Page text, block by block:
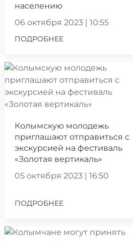
населению
06 октября 2023 | 10:55
ПОДРОБНЕЕ
Колымскую молодежь
приглашают отправиться с
экскурсией на фестиваль
«Золотая вертикаль»
05 октября 2023 | 16:50
ПОДРОБНЕЕ